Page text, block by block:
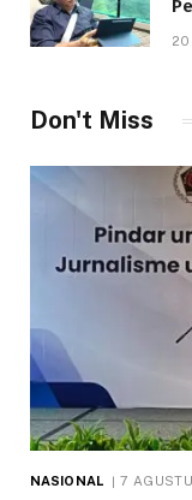
20
Don't Miss
NASIONAL 7